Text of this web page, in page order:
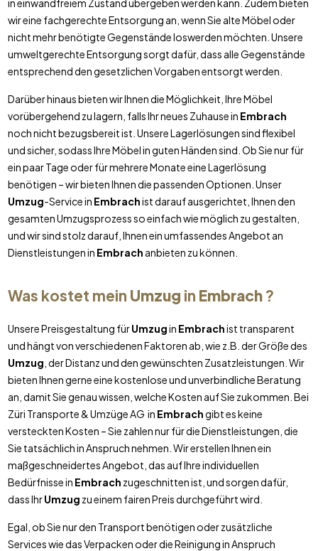
in einwandfreiem Zustand übergeben werden kann. Zudem bieten
wir eine fachgerechte Entsorgung an, wenn Sie alte Möbel oder
nicht mehr benötigte Gegenstände loswerden möchten. Unsere
umweltgerechte Entsorgung sorgt dafür, dass alle Gegenstände
entsprechend den gesetzlichen Vorgaben entsorgt werden.
Darüber hinaus bieten wir Ihnen die Möglichkeit, Ihre Möbel
vorübergehend zu lagern, falls Ihr neues Zuhause in Embrach
noch nicht bezugsbereit ist. Unsere Lagerlösungen sind flexibel
und sicher, sodass Ihre Möbel in guten Händen sind. Ob Sie nur für
ein paar Tage oder für mehrere Monate eine Lagerlösung
benötigen – wir bieten Ihnen die passenden Optionen. Unser
Umzug-Service in Embrachist darauf ausgerichtet, Ihnen den
gesamten Umzugsprozess so einfach wie möglich zu gestalten,
und wir sind stolz darauf, Ihnen ein umfassendes Angebot an
Dienstleistungen in Embrach anbieten zu können.
Was kostet mein Umzug in Embrach?
Unsere Preisgestaltung fürUmzugin Embrachist transparent
und hängt von verschiedenen Faktoren ab, wie z.B. der Größe des
Umzug , der Distanz und den gewünschten Zusatzleistungen. Wir
bieten Ihnen gerne eine kostenlose und unverbindliche Beratung
an, damit Sie genau wissen, welche Kosten auf Sie zukommen. Bei
Züri Transporte & Umzüge AG in Embrachgibt es keine
versteckten Kosten – Sie zahlen nur für die Dienstleistungen, die
Sie tatsächlich in Anspruch nehmen. Wir erstellen Ihnen ein
maßgeschneidertes Angebot, das auf Ihre individuellen
Bedürfnisse in Embrach zugeschnitten ist, und sorgen dafür,
dass IhrUmzug zu einem fairen Preis durchgeführt wird.
Egal, ob Sie nur den Transport benötigen oder zusätzliche
Services wie das Verpacken oder die Reinigung in Anspruch